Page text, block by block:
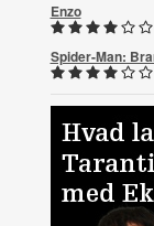
Enzo
Spider-Man: